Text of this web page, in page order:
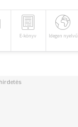
E-könyv Idegen nyelvű